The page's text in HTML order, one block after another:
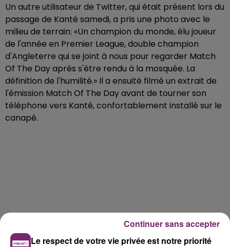
Un autre utilisateur de Twitter, qui était présent lors du
passage de Kanté samedi, a pris une photo avec le
milieu de terrain: «Un champion du monde, élu joueur
de l'année en Premier League, double champion
d'Angleterre qui se joint à nous pour regarder Match
Of The Day après s'être rendu à la mosquée. La
définition de l'humilité.» Il a ensuité filmé un extrait de
l'émission Match Of The Day avant de tourner son
téléphone vers Kanté, confortablement installé sur le
canapé.
Le respect de votre vie privée est notre priorité
Continuer sans accepter